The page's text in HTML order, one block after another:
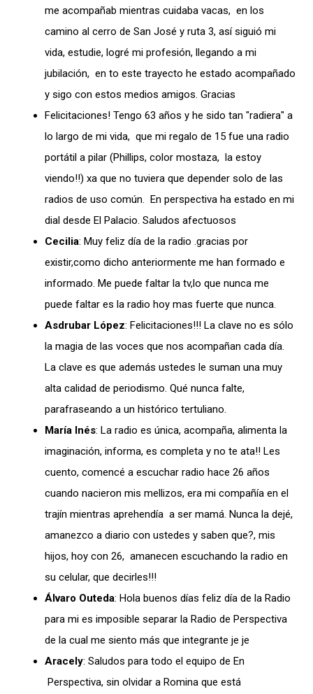
me acompañab mientras cuidaba vacas, en los
camino al cerro de San José y ruta 3, así siguió mi
vida, estudie, logré mi profesión, llegando a mi
jubilación, en to este trayecto he estado acompañado
y sigo con estos medios amigos. Gracias
Felicitaciones! Tengo 63 años y he sido tan "radiera" a
lo largo de mi vida, que mi regalo de 15 fue una radio
portátil a pilar (Phillips, color mostaza, la estoy
viendo!!) xa que no tuviera que depender solo de las
radios de uso común. En perspectiva ha estado en mi
dial desde El Palacio. Saludos afectuosos
Cecilia: Muy feliz día de la radio .gracias por
existir,como dicho anteriormente me han formado e
informado. Me puede faltar la tv,lo que nunca me
puede faltar es la radio hoy mas fuerte que nunca.
Asdrubar López: Felicitaciones!!! La clave no es sólo
la magia de las voces que nos acompañan cada día.
La clave es que además ustedes le suman una muy
alta calidad de periodismo. Qué nunca falte,
parafraseando a un histórico tertuliano.
María Inés: La radio es única, acompaña, alimenta la
imaginación, informa, es completa y no te ata!! Les
cuento, comencé a escuchar radio hace 26 años
cuando nacieron mis mellizos, era mi compañía en el
trajín mientras aprehendía a ser mamá. Nunca la dejé,
amanezco a diario con ustedes y saben que?, mis
hijos, hoy con 26, amanecen escuchando la radio en
su celular, que decirles!!!
Álvaro Outeda: Hola buenos días feliz día de la Radio
para mi es imposible separar la Radio de Perspectiva
de la cual me siento más que integrante je je
Aracely: Saludos para todo el equipo de En
Perspectiva, sin olvidar a Romina que está